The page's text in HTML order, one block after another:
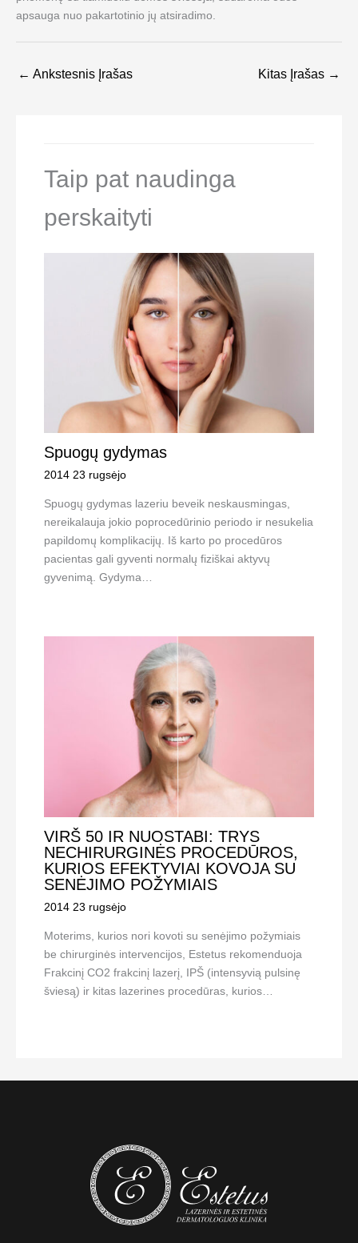
apsauga nuo pakartotinio jų atsiradimo.
← Ankstesnis Įrašas Kitas Įrašas →
Taip pat naudinga
perskaityti
Spuogų gydymas
2014 23 rugsėjo
Spuogų gydymas lazeriu beveik neskausmingas,
nereikalauja jokio poprocedūrinio periodo ir nesukelia
papildomų komplikacijų. Iš karto po procedūros
pacientas gali gyventi normalų fiziškai aktyvų
gyvenimą. Gydyma…
VIRŠ 50 IR NUOSTABI: TRYS
NECHIRURGINĖS PROCEDŪROS,
KURIOS EFEKTYVIAI KOVOJA SU
SENĖJIMO POŽYMIAIS
2014 23 rugsėjo
Moterims, kurios nori kovoti su senėjimo požymiais
be chirurginės intervencijos, Estetus rekomenduoja
Frakcinį CO2 frakcinį lazerį, IPŠ (intensyvią pulsinę
šviesą) ir kitas lazerines procedūras, kurios…